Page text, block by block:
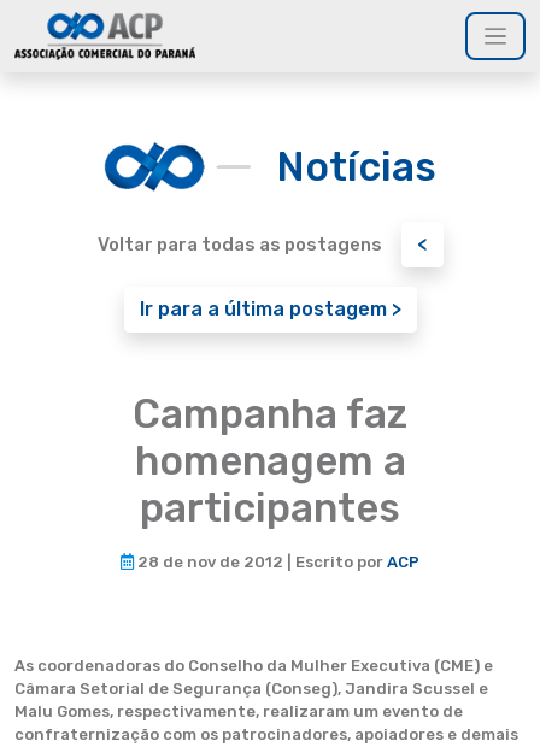
Notícias
Voltar para todas as postagens <
Ir para a última postagem >
Campanha faz
homenagem a
participantes
28 de nov de 2012 | Escrito por ACP
As coordenadoras do Conselho da Mulher Executiva (CME) e
Câmara Setorial de Segurança (Conseg), Jandira Scussel e
Malu Gomes, respectivamente, realizaram um evento de
confraternização com os patrocinadores, apoiadores e demais